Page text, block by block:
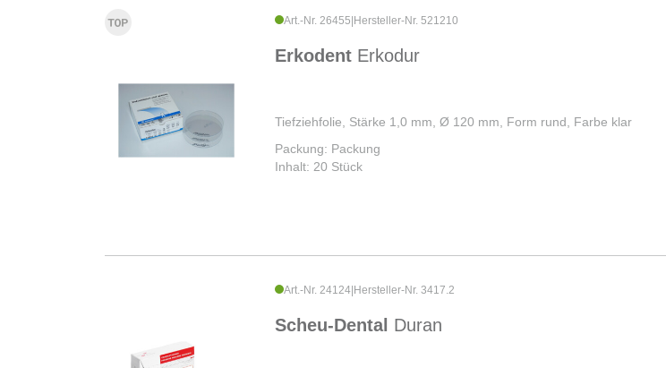
Art.-Nr. 26455 Hersteller-Nr. 521210
Erkodent Erkodur
Tiefziehfolie, Stärke 1,0 mm, Ø 120 mm, Form rund, Farbe klar
Packung: Packung
Inhalt: 20 Stück
Art.-Nr. 24124 Hersteller-Nr. 3417.2
Scheu-Dental Duran